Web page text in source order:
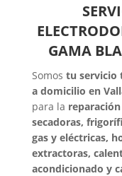
GAMA
Somos tu servicio
a domicilio en
para la
secadoras,
gas y eléctricas,
extractoras,
acondicionado y